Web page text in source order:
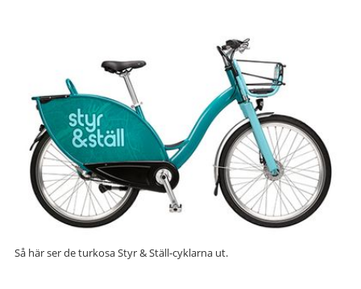
Så här ser de turkosa Styr & Ställ-cyklarna ut.